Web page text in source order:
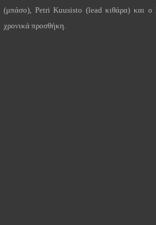
(μπάσο), Petri Kuusisto (lead κιθάρα) και ο
χρονικά προσθήκη.